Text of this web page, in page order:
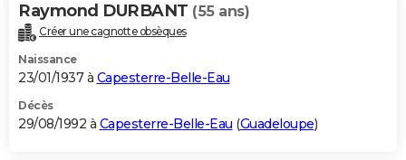
Raymond DURBANT (55 ans)
Créer une cagnotte obsèques
Naissance
23/01/1937 à Capesterre-Belle-Eau
Décès
29/08/1992 à Capesterre-Belle-Eau (Guadeloupe)